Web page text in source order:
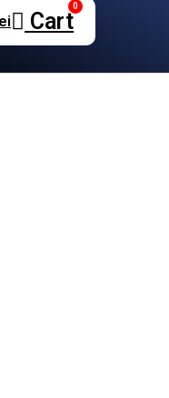
lei
0
Cart